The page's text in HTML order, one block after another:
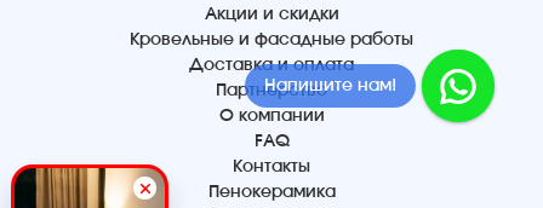
Акции и скидки
Кровельные и фасадные работы
Доставка и оплата
Партнерство
О компании
FAQ
Контакты
Пенокерамика
Напишите нам!